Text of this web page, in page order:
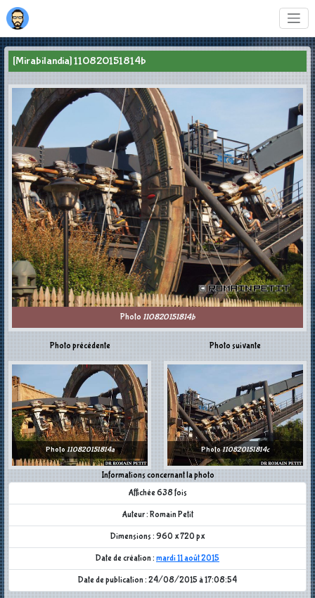
[Mirabilandia] 110820151814b
Photo 110820151814b
Photo précédente
Photo 110820151814a
Informations concernant la photo
Affichée 638 fois
Auteur : Romain Petit
Dimensions : 960 x 720 px
Date de création : mardi 11 août 2015
Date de publication : 24/08/2015 à 17:08:54
Photo suivante
Photo110820151814c